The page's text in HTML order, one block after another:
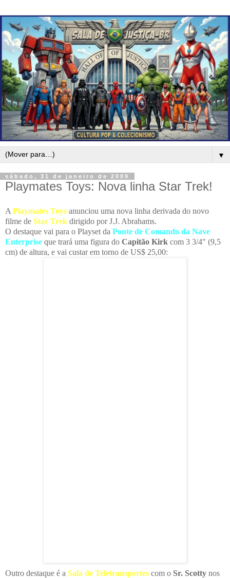
▼
sábado, 31 de janeiro de 2009
Playmates Toys: Nova linha Star Trek!
A Playmates Toys anunciou uma nova linha derivada do novo
filme de Star Trek dirigido por J.J. Abrahams.
O destaque vai para o Playset da Ponte de Comando da Nave
Enterprise que trará uma figura do Capitão Kirk com 3 3/4" (9,5
cm) de altura, e vai custar em torno de US$ 25,00:
Outro destaque é a Sala de Teletransportes com o Sr. Scotty nos